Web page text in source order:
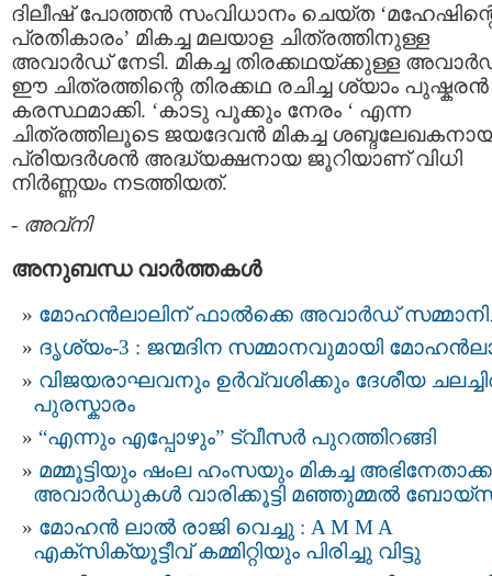
ദിലീഷ് പോത്തന്‍ സംവിധാനം ചെയ്ത
പ്രതികാരം’ മികച്ച മലയാള ചിത്രത്തിനുള്ള
അവാര്‍ഡ് നേടി. മികച്ച തിരക്കഥയ്ക്കുള്ള
ഈ ചിത്രത്തിന്റെ തിരക്കഥ രചിച്ച ശ്യാം പുഷ്കരന്‍
കരസ്ഥമാക്കി. ‘കാടു പൂക്കും നേരം ‘ എന്ന
ചിത്രത്തിലൂടെ ജയദേവന്‍ മികച്ച
പ്രിയദര്‍ശന്‍ അദ്ധ്യക്ഷനായ ജൂറിയാണ് വിധി
നിര്‍ണ്ണയം നടത്തിയത്.
- അവ്നി
അനുബന്ധ വാര്‍ത്തകള്‍
മോഹൻലാലിന് ഫാല്‍ക്കെ അവാര്‍ഡ്
ദൃശ്യം-3 : ജന്മദിന സമ്മാനവുമായി
വിജയരാഘവനും ഉര്‍വ്വശിക്കും ദേശീയ
പുരസ്കാരം
“എന്നും എപ്പോഴും” ട്വീസര്‍ പുറത്തിറങ്ങി
മമ്മൂട്ടിയും ഷംല ഹംസയും മികച്ച
അവാർഡുകൾ വാരിക്കൂട്ടി മഞ്ഞുമ്മൽ
മോഹൻ ലാൽ രാജി വെച്ചു : A M M A
എക്സിക്യൂട്ടീവ് കമ്മിറ്റിയും പിരിച്ചു വിട്ടു